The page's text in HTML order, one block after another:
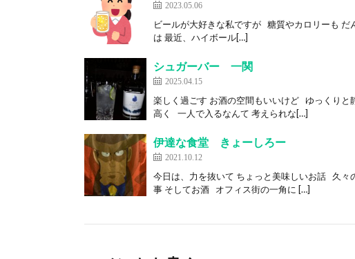
2023.05.06
ビールが大好きな私ですが 糖質やカロリーも
は 最近、ハイボール[…]
シュガーバー 一関
2025.04.15
楽しく過ごす お酒の空間もいいけど ゆっくり
高く 一人で入るなんて 考えられな[…]
伊達な食堂 きょーしろー
2021.10.12
今日は、力を抜いて ちょっと美味しいお話 久
事 そしてお酒 オフィス街の一角に […]